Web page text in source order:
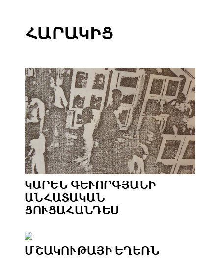
ՀԱՐԱԿԻՑ
ԿԱՐԵՆ ԳԵՒՈՐԳՅԱՆԻ Ա
ՆՀԱՏԱԿԱՆ Ց
ՈՒՑԱՀԱՆԴԵՍ
ՄՇԱԿՈՒԹԱՅԻ ԵՂԵՌՆ